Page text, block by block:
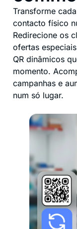
Transforme
contacto físico
Redirecione os
ofertas
QR dinâmicos
momento.
campanhas e
num só lugar.